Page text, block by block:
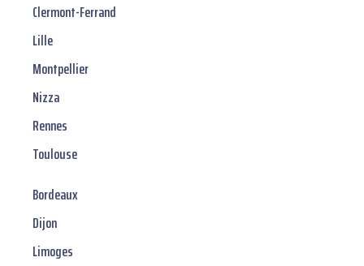
Clermont-Ferrand
Lille
Montpellier
Nizza
Rennes
Toulouse
Bordeaux
Dijon
Limoges